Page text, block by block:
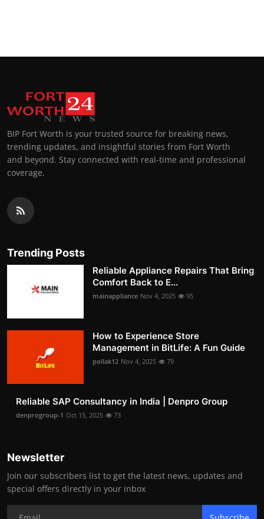
BIP Fort Worth is your trusted source for breaking news,
trending updates, and insightful stories from Fort Worth
and beyond. Stay connected with real-time and professional
coverage.
Trending Posts
Reliable Appliance Repairs That Bring
Comfort Back to E...
mainappliance Nov 4, 2025 95
How to Experience Store
Management in BitLife: A Fun Guide
pollak12 Nov 4, 2025 79
Reliable SAP Consultancy in India | Denpro Group
denprogroup-1 Oct 15, 2025 73
Newsletter
Join our subscribers list to get the latest news, updates and
special offers directly in your inbox